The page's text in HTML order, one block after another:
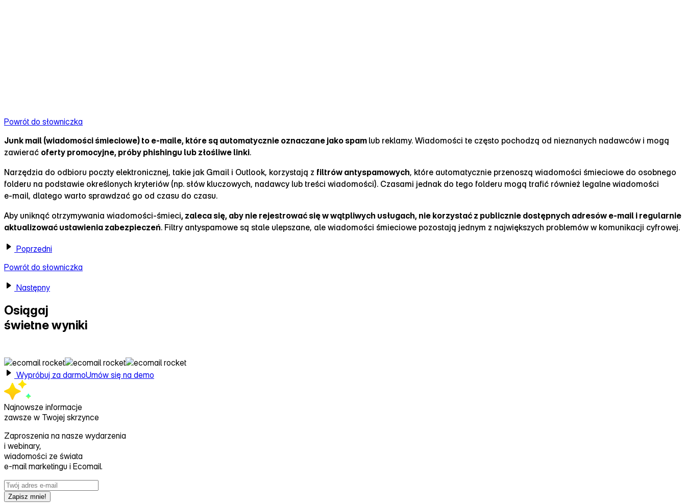
Powrót do słowniczka
Junk mail (wiadomości śmieciowe) to e‑maile, które są automatycznie oznaczane jako spam lub reklamy. Wiadomości te często pochodzą od nieznanych nadawców i mogą
zawierać oferty promocyjne, próby phishingu lub złośliwe linki.
Narzędzia do odbioru poczty elektronicznej, takie jak Gmail i Outlook, korzystają z filtrów antyspamowych, które automatycznie przenoszą wiadomości śmieciowe do osobnego
folderu na podstawie określonych kryteriów (np. słów kluczowych, nadawcy lub treści wiadomości). Czasami jednak do tego folderu mogą trafić również legalne wiadomości
e‑mail, dlatego warto sprawdzać go od czasu do czasu.
Aby uniknąć otrzymywania wiadomości‑śmieci, zaleca się, aby nie rejestrować się w wątpliwych usługach, nie korzystać z publicznie dostępnych adresów e‑mail i regularnie
aktualizować ustawienia zabezpieczeń. Filtry antyspamowe są stale ulepszane, ale wiadomości śmieciowe pozostają jednym z największych problemów w komunikacji cyfrowej.
Poprzedni
Powrót do słowniczka
Następny
Osiągaj
świetne wyniki
Wypróbuj za darmoUmów się na demo
Najnowsze informacje
zawsze w Twojej skrzynce
Zaproszenia na nasze wydarzenia
i webinary,
wiadomości ze świata
e‑mail marketingu i Ecomail.
Zapisz mnie!